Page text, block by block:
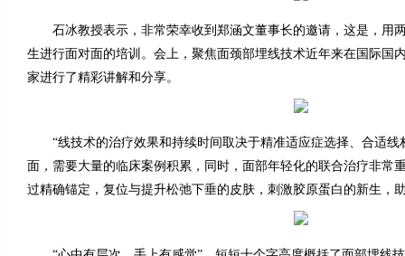
石冰教授表示，非常荣幸收到郑涵文董事长的邀请，这是，用
生进行面对面的培训。会上，聚焦面颈部埋线技术近年来在国际国
家进行了精彩讲解和分享。
“线技术的治疗效果和持续时间取决于精准适应症选择、合适线
面，需要大量的临床案例积累，同时，面部年轻化的联合治疗非常
过精确锚定，复位与提升松弛下垂的皮肤，刺激胶原蛋白的新生，